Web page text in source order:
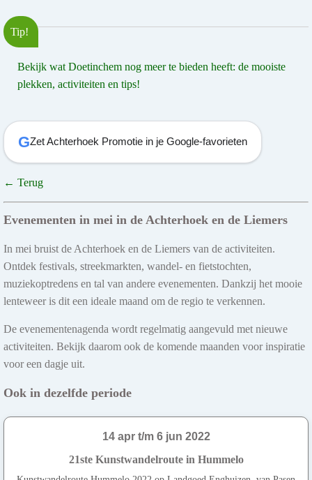
Tip!
Bekijk wat Doetinchem nog meer te bieden heeft: de mooiste
plekken, activiteiten en tips!
GZet Achterhoek Promotie in je Google-favorieten
← Terug
Evenementen in mei in de Achterhoek en de Liemers
In mei bruist de Achterhoek en de Liemers van de activiteiten.
Ontdek festivals, streekmarkten, wandel- en fietstochten,
muziekoptredens en tal van andere evenementen. Dankzij het mooie
lenteweer is dit een ideale maand om de regio te verkennen.
De evenementenagenda wordt regelmatig aangevuld met nieuwe
activiteiten. Bekijk daarom ook de komende maanden voor inspiratie
voor een dagje uit.
Ook in dezelfde periode
14 apr t/m 6 jun 2022
21ste Kunstwandelroute in Hummelo